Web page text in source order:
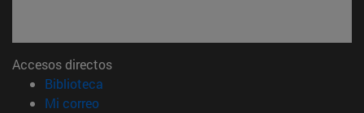
Accesos directos
Biblioteca
Mi correo(abre en nueva ventana)